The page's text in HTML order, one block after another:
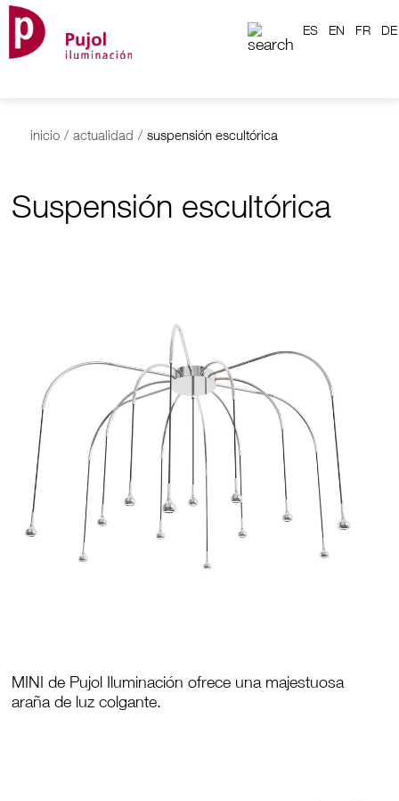
ES EN FR DE
inicio / actualidad / suspensión escultórica
Suspensión escultórica
MINI de Pujol Iluminación ofrece una majestuosa
araña de luz colgante.